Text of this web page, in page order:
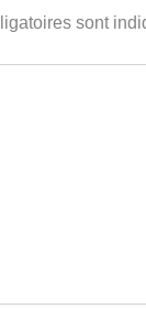
sont